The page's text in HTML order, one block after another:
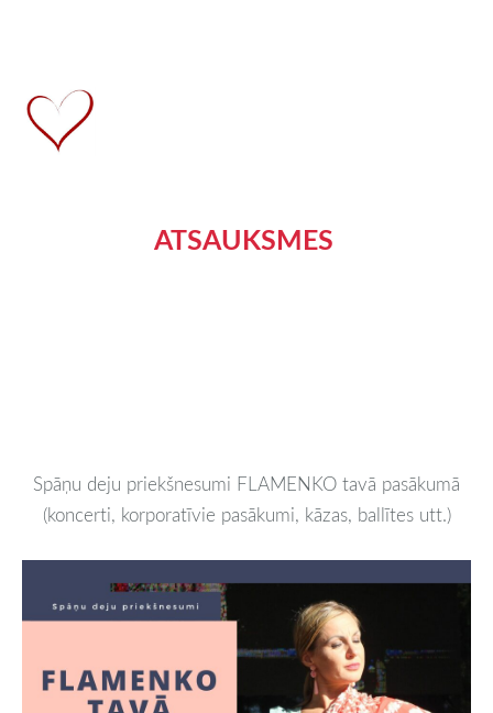
ATSAUKSMES
Spāņu deju priekšnesumi FLAMENKO tavā pasākumā
(koncerti, korporatīvie pasākumi, kāzas, ballītes utt.)